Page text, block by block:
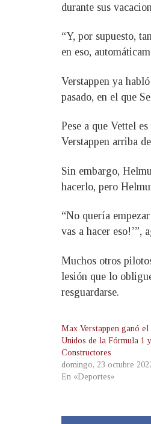
durante sus
“Y, por supuesto,
en eso,
Verstappen ya
pasado, en el que
Pese a que Vettel
Verstappen arriba
Sin embargo,
hacerlo, pero
“No quería
vas a hacer eso!’”,
Muchos otros
lesión que lo
resguardarse.
Max Verstappen ganó
Unidos de la Fórmula 1
Constructores
domingo, 23 octubre
En «Deportes»